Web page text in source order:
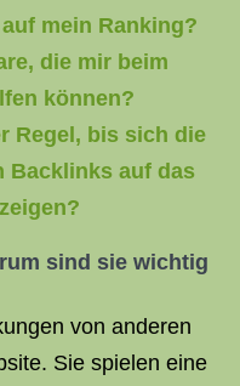
mein Ranking?
die mir beim
können?
Regel, bis sich die
Backlinks auf das
sind sie wichtig
von anderen
Sie spielen eine